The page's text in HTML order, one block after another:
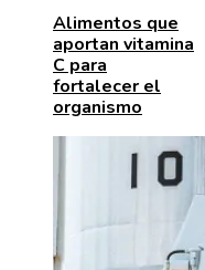
Alimentos que
aportan vitamina
C para
fortalecer el
organismo